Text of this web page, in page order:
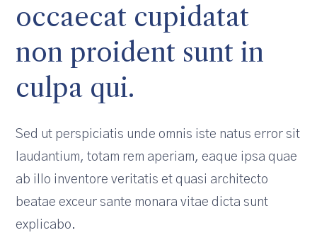
occaecat cupidatat
non proident sunt in
culpa qui.
Sed ut perspiciatis unde omnis iste natus error sit
laudantium, totam rem aperiam, eaque ipsa quae
ab illo inventore veritatis et quasi architecto
beatae exceur sante monara vitae dicta sunt
explicabo.